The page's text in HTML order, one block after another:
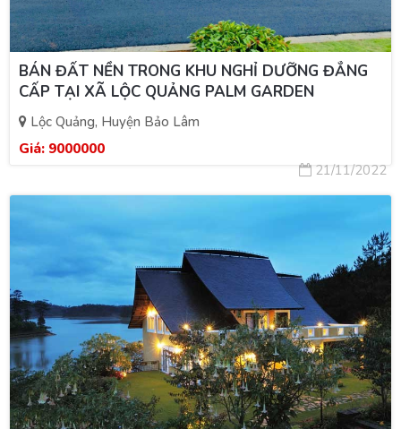
BÁN ĐẤT NỀN TRONG KHU NGHỈ DƯỠNG ĐẲNG
CẤP TẠI XÃ LỘC QUẢNG PALM GARDEN
Lộc Quảng, Huyện Bảo Lâm
Giá: 9000000
21/11/2022